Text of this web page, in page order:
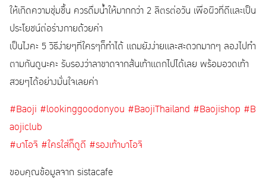
ให้เกิดความชุ่มชื้น ควรดื่มน้ำให้มากกว่า 2 ลิตรต่อวัน เพื่อผิวที่ดีและเป็น
ประโยชน์ต่อร่างกายด้วยค่า
เป็นไงคะ 5 วิธีง่ายๆที่ใครๆก็ทำได้ แถมยังง่ายและสะดวกมากๆ ลองไปทำ
ตามกันดูนะคะ รับรองว่าลาขาดจากส้นเท้าแตกไปได้เลย พร้อมอวดเท้า
สวยๆได้อย่างมั่นใจเลยค่า
#Baoji #lookinggoodonyou #BaojiThailand #Baojishop #B
aojiclub
#บาโอจิ #ใครใส่ก็ดูดี #รองเท้าบาโอจิ
ขอบคุณข้อมูลจาก sistacafe